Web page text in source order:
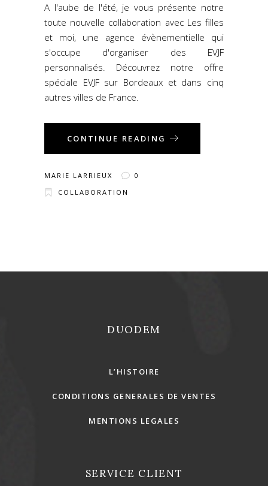
A l'aube de l'été, je vous présente notre
toute nouvelle collaboration avec Les filles
et moi, une agence évènementielle qui
s'occupe d'organiser des EVJF
personnalisés. Découvrez notre offre
spéciale EVJFsur Bordeaux et dans cinq
autres villes de France.
CONTINUE READING
MARIE LARRIEUX
0
COLLABORATION
DUODEM
L’HISTOIRE
CONDITIONS GENERALES DE VENTES
MENTIONS LEGALES
SERVICE CLIENT